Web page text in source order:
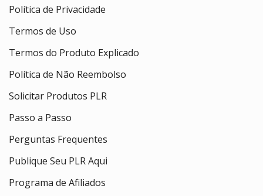
Política de Privacidade
Termos de Uso
Termos do Produto Explicado
Política de Não Reembolso
Solicitar Produtos PLR
Passo a Passo
Perguntas Frequentes
Publique Seu PLR Aqui
Programa de Afiliados